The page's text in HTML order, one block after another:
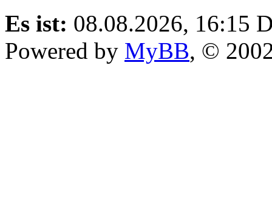
Es ist: 08.08.2026, 16:15
Powered by MyBB, ©